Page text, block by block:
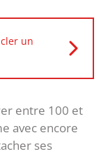
un
entre 100 et
avec encore
ses